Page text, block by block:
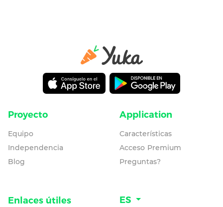
Proyecto
Equipo
Independencia
Blog
Application
Características
Acceso Premium
Preguntas?
Enlaces útiles ES